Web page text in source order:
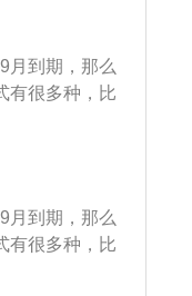
车保险等不
月到期，那么
有很多种，比
期。其中注
复，逾期仍
检或年检不
用超过规定年
月到期，那么
有很多种，比
期。其中注